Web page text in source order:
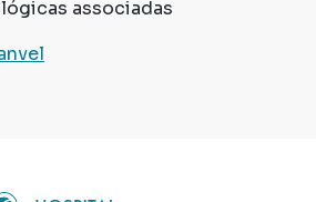
associadas